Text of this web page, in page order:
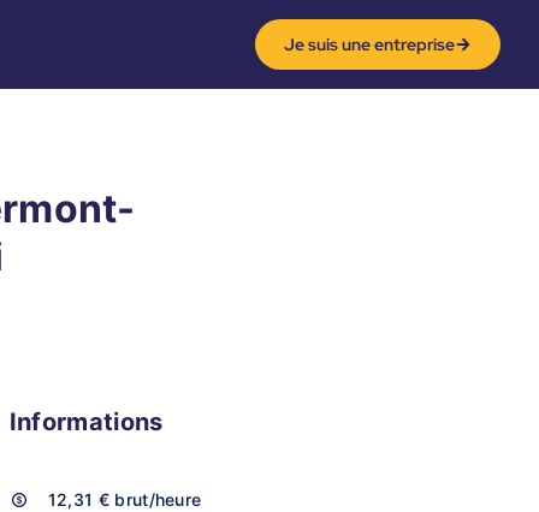
Je suis une entreprise
Informations
12,31 € brut/heure